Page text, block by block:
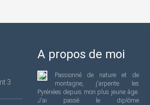
3
A propos de moi
Passionné de nature et de
montagne, j'arpente les
Pyrénées depuis mon plus jeune âge.
J'ai passé le diplôme